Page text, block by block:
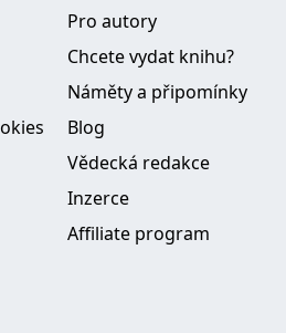
Pro autory
Chcete vydat knihu?
Náměty a připomínky
Blog
Vědecká redakce
Inzerce
Affiliate program